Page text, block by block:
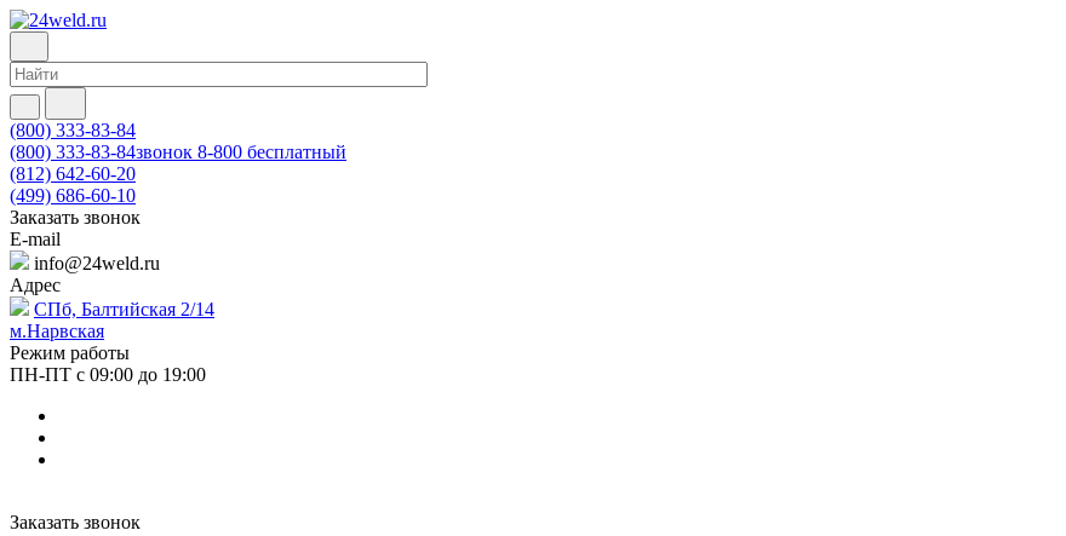
(800) 333-83-84
(800) 333-83-84звонок 8-800 бесплатный
(812) 642-60-20
(499) 686-60-10
Заказать звонок
E-mail
info@24weld.ru
Адрес
СПб, Балтийская 2/14
м.Нарвская
Режим работы
ПН-ПТ с 09:00 до 19:00
Заказать звонок